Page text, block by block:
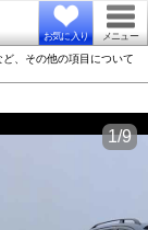
お気に入り メニュー
、その他の項目について
1/9